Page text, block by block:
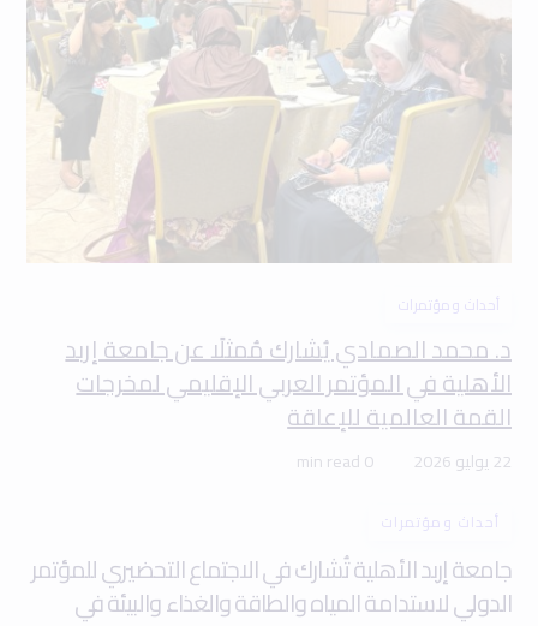
أحداث ومؤتمرات
د. محمد الصمادي يُشارك مُمثلًا عن جامعة إربد
الأهلية في المؤتمر العربي الإقليمي لمخرجات
القمة العالمية للإعاقة
22 يوليو 2026 0 min read
أحداث ومؤتمرات
جامعة إربد الأهلية تُشارك في الاجتماع التحضيري للمؤتمر
الدولي لاستدامة المياه والطاقة والغذاء والبيئة في